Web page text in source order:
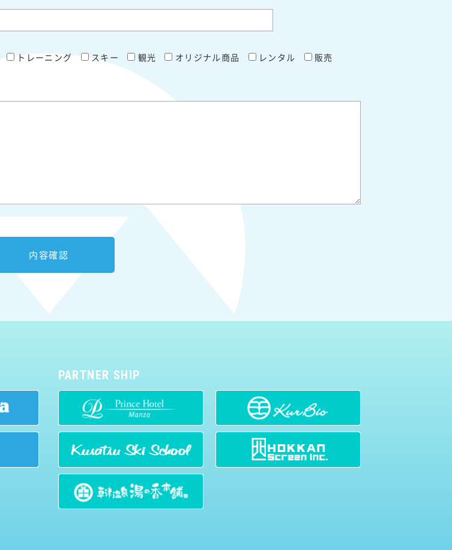
トレーニング スキー 観光 オリジナル商品 レンタル
販売
PARTNER SHIP